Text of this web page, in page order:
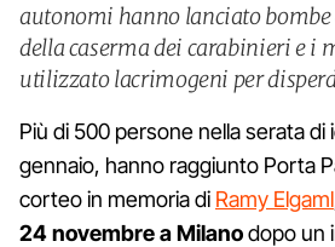
autonomi hanno lanciato bombe
della caserma dei carabinieri e i
utilizzato lacrimogeni per
Più di 500 persone nella serata di
gennaio, hanno raggiunto Porta
corteo in memoria di Ramy Elgaml
24 novembre a Milanodopo un